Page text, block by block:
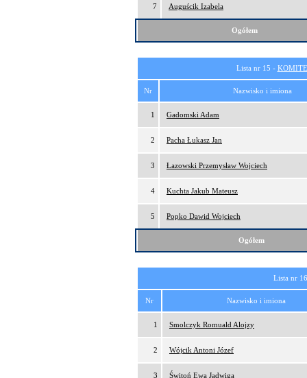
7 Auguścik Izabela
Ogółem
Lista nr 15 -
Nr Nazwisko i imiona
1 Gadomski Adam
2 Pacha Łukasz Jan
3 Łazowski Przemysław Wojciech
4 Kuchta Jakub Mateusz
5 Popko Dawid Wojciech
Ogółem
Lista nr
Nr Nazwisko i imiona
1 Smolczyk Romuald Alojzy
2 Wójcik Antoni Józef
3 Świtoń Ewa Jadwiga